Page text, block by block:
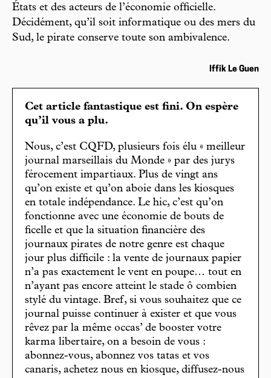
États et des acteurs de l’économie officielle.
Décidément, qu’il soit informatique ou des mers du
Sud, le pirate conserve toute son ambivalence.
Iffik Le Guen
Cet article fantastique est fini. On espère
qu’il vous a plu.
Nous, c’est CQFD, plusieurs fois élu « meilleur
journal marseillais du Monde » par des jurys
férocement impartiaux. Plus de vingt ans
qu’on existe et qu’on aboie dans les kiosques
en totale indépendance. Le hic, c’est qu’on
fonctionne avec une économie de bouts de
ficelle et que la situation financière des
journaux pirates de notre genre est chaque
jour plus difficile : la vente de journaux papier
n’a pas exactement le vent en poupe… tout en
n’ayant pas encore atteint le stade ô combien
stylé du vintage. Bref, si vous souhaitez que ce
journal puisse continuer à exister et que vous
rêvez par la même occas’ de booster votre
karma libertaire, on a besoin de vous :
abonnez-vous, abonnez vos tatas et vos
canaris, achetez nous en kiosque, diffusez-nous